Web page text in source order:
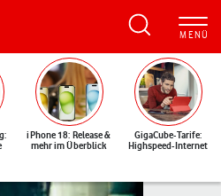
iPhone 18: Release &
mehr im Überblick
GigaCube-Tarife:
Highspeed-Internet